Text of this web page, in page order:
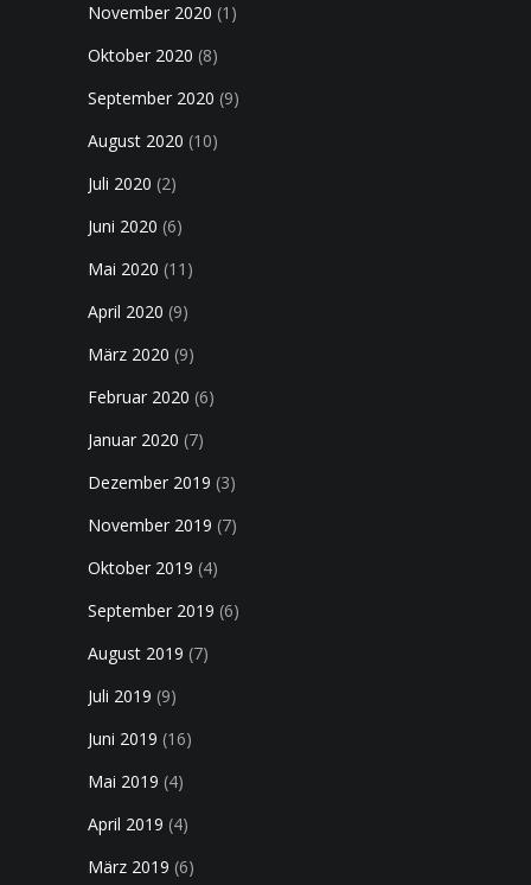
November 2020 (1)
Oktober 2020 (8)
September 2020 (9)
August 2020 (10)
Juli 2020 (2)
Juni 2020 (6)
Mai 2020 (11)
April 2020 (9)
März 2020 (9)
Februar 2020 (6)
Januar 2020 (7)
Dezember 2019 (3)
November 2019 (7)
Oktober 2019 (4)
September 2019 (6)
August 2019 (7)
Juli 2019 (9)
Juni 2019 (16)
Mai 2019 (4)
April 2019 (4)
März 2019 (6)